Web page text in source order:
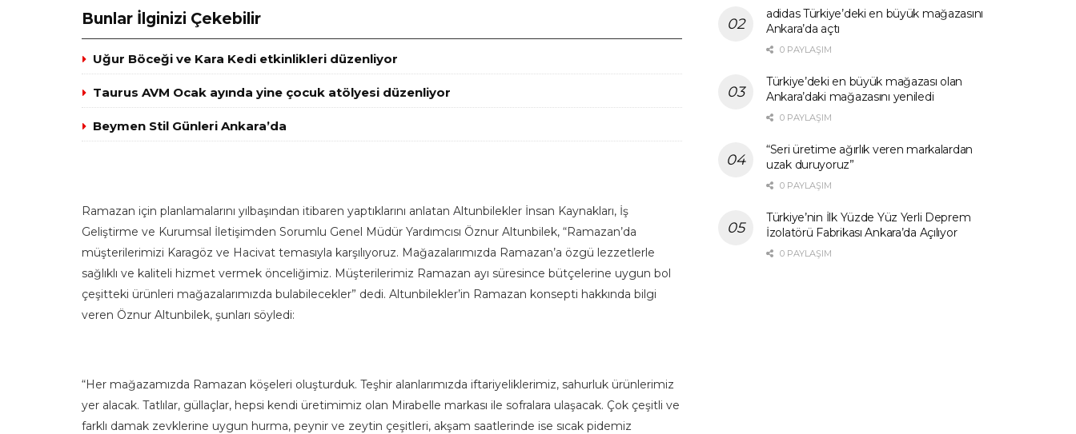
Bunlar İlginizi Çekebilir
Uğur Böceği ve Kara Kedi etkinlikleri düzenliyor
Taurus AVM Ocak ayında yine çocuk atölyesi düzenliyor
Beymen Stil Günleri Ankara’da
Ramazan için planlamalarını yılbaşından itibaren yaptıklarını anlatan Altunbilekler İnsan Kaynakları, İş
Geliştirme ve Kurumsal İletişimden Sorumlu Genel Müdür Yardımcısı Öznur Altunbilek, “Ramazan’da
müşterilerimizi Karagöz ve Hacivat temasıyla karşılıyoruz. Mağazalarımızda Ramazan’a özgü lezzetlerle
sağlıklı ve kaliteli hizmet vermek önceliğimiz. Müşterilerimiz Ramazan ayı süresince bütçelerine uygun bol
çeşitteki ürünleri mağazalarımızda bulabilecekler” dedi. Altunbilekler’in Ramazan konsepti hakkında bilgi
veren Öznur Altunbilek, şunları söyledi:
“Her mağazamızda Ramazan köşeleri oluşturduk. Teşhir alanlarımızda iftariyeliklerimiz, sahurluk ürünlerimiz
yer alacak. Tatlılar, güllaçlar, hepsi kendi üretimimiz olan Mirabelle markası ile sofralara ulaşacak. Çok çeşitli ve
farklı damak zevklerine uygun hurma, peynir ve zeytin çeşitleri, akşam saatlerinde ise sıcak pidemiz
adidas Türkiye’deki en büyük mağazasını
Ankara’da açtı
0 PAYLAŞIM
Türkiye’deki en büyük mağazası olan
Ankara’daki mağazasını yeniledi
0 PAYLAŞIM
“Seri üretime ağırlık veren markalardan
uzak duruyoruz”
0 PAYLAŞIM
Türkiye’nin İlk Yüzde Yüz Yerli Deprem
İzolatörü Fabrikası Ankara’da Açılıyor
0 PAYLAŞIM